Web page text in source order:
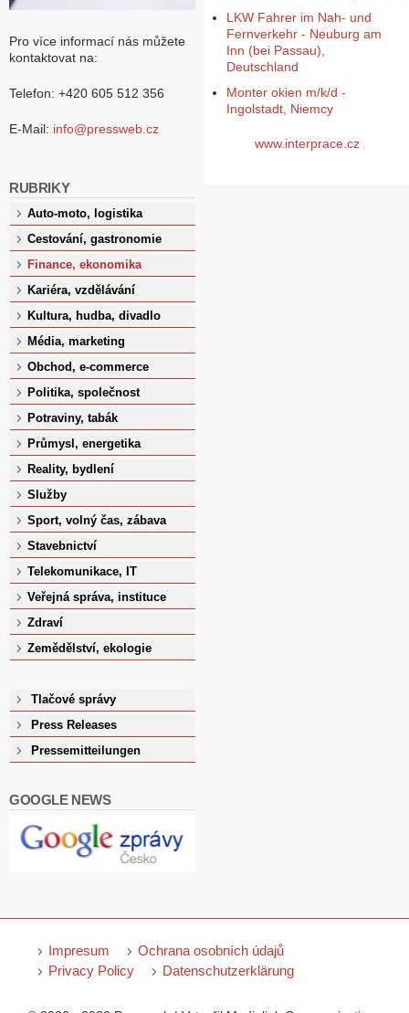
Pro více informací nás můžete
kontaktovat na:
Telefon: +420 605 512 356
E-Mail: info@pressweb.cz
RUBRIKY
Auto-moto, logistika
Cestování, gastronomie
Finance, ekonomika
Kariéra, vzdělávání
Kultura, hudba, divadlo
Média, marketing
Obchod, e-commerce
Politika, společnost
Potraviny, tabák
Průmysl, energetika
Reality, bydlení
Služby
Sport, volný čas, zábava
Stavebnictví
Telekomunikace, IT
Veřejná správa, instituce
Zdraví
Zemědělství, ekologie
Tlačové správy
Press Releases
Pressemitteilungen
GOOGLE NEWS
LKW Fahrer im Nah- und
Fernverkehr - Neuburg am
Inn (bei Passau),
Deutschland
Monter okien m/k/d -
Ingolstadt, Niemcy
www.interprace.cz
Impresum
Ochrana osobních údajů
Privacy Policy
Datenschutzerklärung